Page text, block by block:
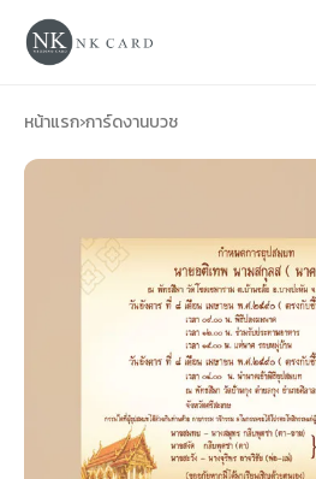
การ์ดแต่งงาน
ของรับไหว้
ป้ายของชำร่วยงานแต่ง
การ์ดขึ้นบ้านใหม่
หน้าแรก›การ์ดงานบวช